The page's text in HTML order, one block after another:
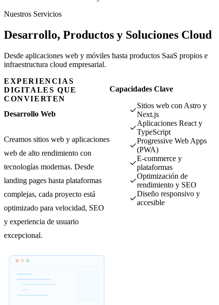
Nuestros Servicios
Desarrollo, Productos y Soluciones Cloud
Desde aplicaciones web y móviles hasta productos SaaS propios e
infraestructura cloud empresarial.
EXPERIENCIAS
DIGITALES QUE
CONVIERTEN
Desarrollo Web
Creamos sitios web y aplicaciones
web de alto rendimiento con
tecnologías modernas. Desde
landing pages hasta plataformas
complejas, cada proyecto está
optimizado para velocidad, SEO
y experiencia de usuario
excepcional.
Capacidades Clave
Sitios web con Astro y
Next.js
Aplicaciones React y
TypeScript
Progressive Web Apps
(PWA)
E-commerce y
plataformas
Optimización de
rendimiento y SEO
Diseño responsivo y
accesible